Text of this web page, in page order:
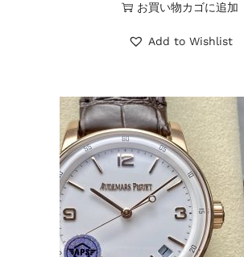
お買い物カゴに追加
Add to Wishlist